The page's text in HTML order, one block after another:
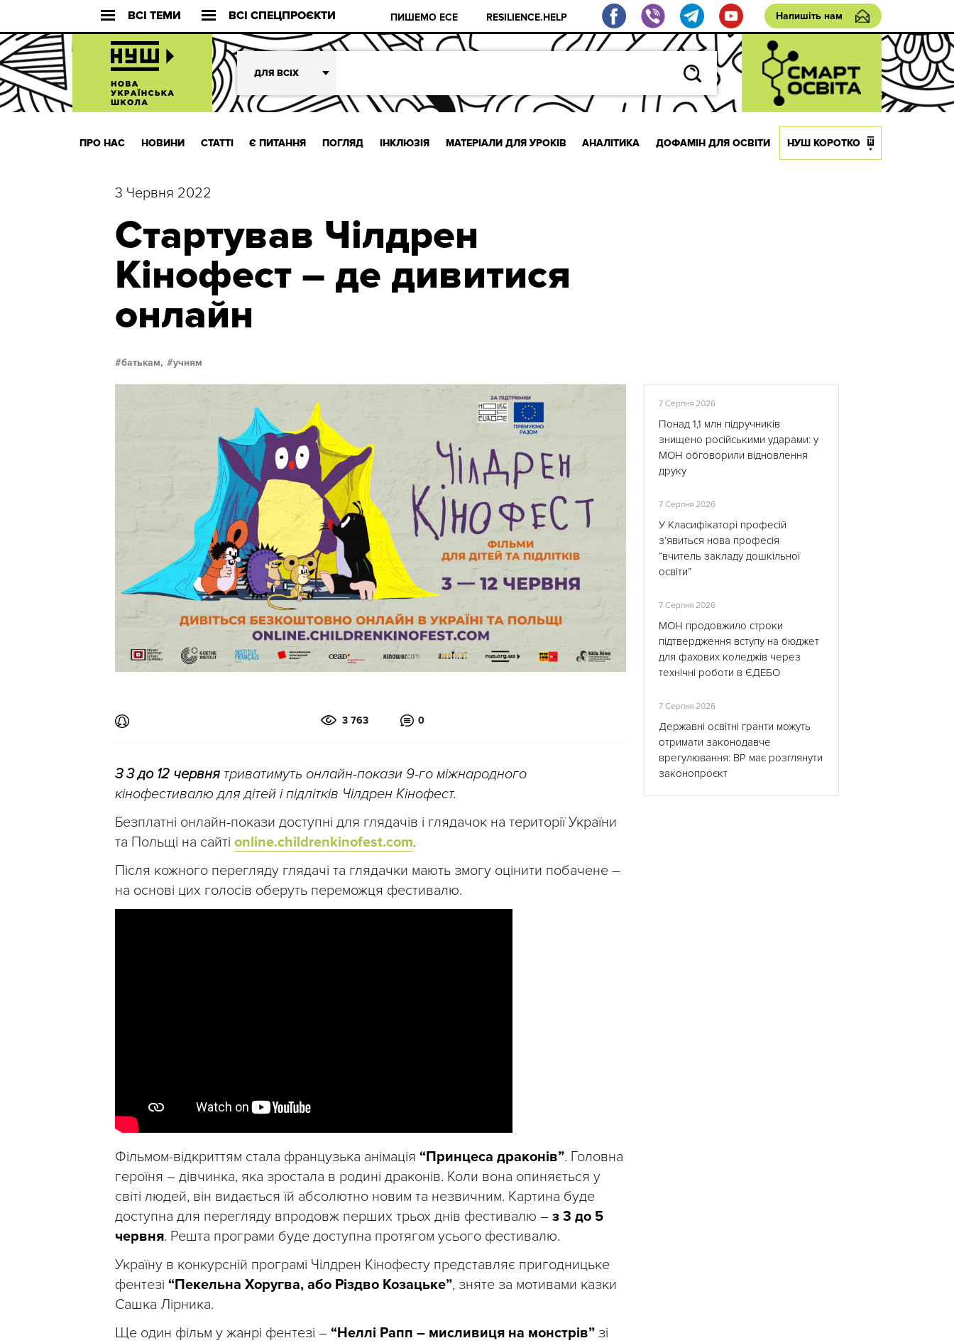
ВСІ ТЕМИ ВСІ СПЕЦПРОЄКТИ ПИШЕМО ЕСЕ RESILIENCE.HELP Напишіть нам
ДЛЯ ВСІХ
ПРО НАС НОВИНИ СТАТТІ Є ПИТАННЯ ПОГЛЯД ІНКЛЮЗІЯ МАТЕРІАЛИ ДЛЯ УРОКІВ АНАЛІТИКА ДОФАМІН ДЛЯ ОСВІТИ НУШ КОРОТКО
3 Червня 2022
Стартував Чілдрен
Кінофест – де дивитися
онлайн
батькам, учням
3 763 0
З 3 до 12 червня триватимуть онлайн-покази 9-го міжнародного
кінофестивалю для дітей і підлітків Чілдрен Кінофест.
Безплатні онлайн-покази доступні для глядачів і глядачок на території України
та Польщі на сайті online.childrenkinofest.com.
Після кожного перегляду глядачі та глядачки мають змогу оцінити побачене –
на основі цих голосів оберуть переможця фестивалю.
Фільмом-відкриттям стала французька анімація “Принцеса драконів”. Головна
героїня – дівчинка, яка зростала в родині драконів. Коли вона опиняється у
світі людей, він видається їй абсолютно новим та незвичним. Картина буде
доступна для перегляду впродовж перших трьох днів фестивалю – з 3 до 5
червня. Решта програми буде доступна протягом усього фестивалю.
Україну в конкурсній програмі Чілдрен Кінофесту представляє пригодницьке
фентезі “Пекельна Хоругва, або Різдво Козацьке”, зняте за мотивами казки
Сашка Лірника.
Ще один фільм у жанрі фентезі – “Неллі Рапп – мисливиця на монстрів” зі
7 Серпня 2026
Понад 1,1 млн підручників
знищено російськими ударами: у
МОН обговорили відновлення
друку
7 Серпня 2026
У Класифікаторі професій
з’явиться нова професія
“вчитель закладу дошкільної
освіти”
7 Серпня 2026
МОН продовжило строки
підтвердження вступу на бюджет
для фахових коледжів через
технічні роботи в ЄДЕБО
7 Серпня 2026
Державні освітні гранти можуть
отримати законодавче
врегулювання: ВР має розглянути
законопроєкт